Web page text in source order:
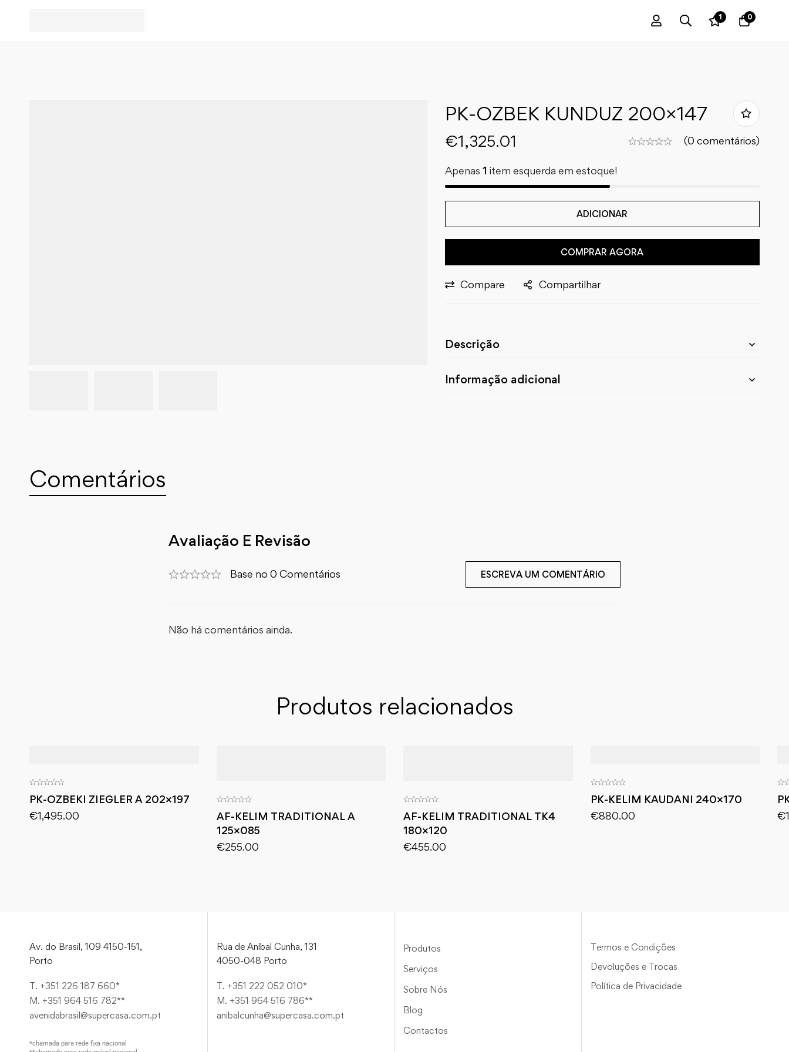
1 0
PK-OZBEK KUNDUZ 200×147
€1,325.01 (0 comentários)
Apenas 1 item esquerda em estoque!
ADICIONAR
COMPRAR AGORA
Compare Compartilhar
Descrição
Informação adicional
Comentários
Avaliação E Revisão
Base no 0 Comentários ESCREVA UM COMENTÁRIO
Não há comentários ainda.
Produtos relacionados
PK-OZBEKI ZIEGLER A 202×197
€1,495.00
AF-KELIM TRADITIONAL A
125×085
€255.00
AF-KELIM TRADITIONAL TK4
180×120
€455.00
PK-KELIM KAUDANI 240×170
€880.00
€
Av. do Brasil, 109 4150-151,
Porto
T. +351 226 187 660*
M. +351 964 516 782**
avenidabrasil@supercasa.com.pt
*chamada para rede fixa nacional
Rua de Aníbal Cunha, 131
4050-048 Porto
T. +351 222 052 010*
M. +351 964 516 786**
anibalcunha@supercasa.com.pt
Produtos
Serviços
Sobre Nós
Blog
Contactos
Termos e Condições
Devoluções e Trocas
Política de Privacidade